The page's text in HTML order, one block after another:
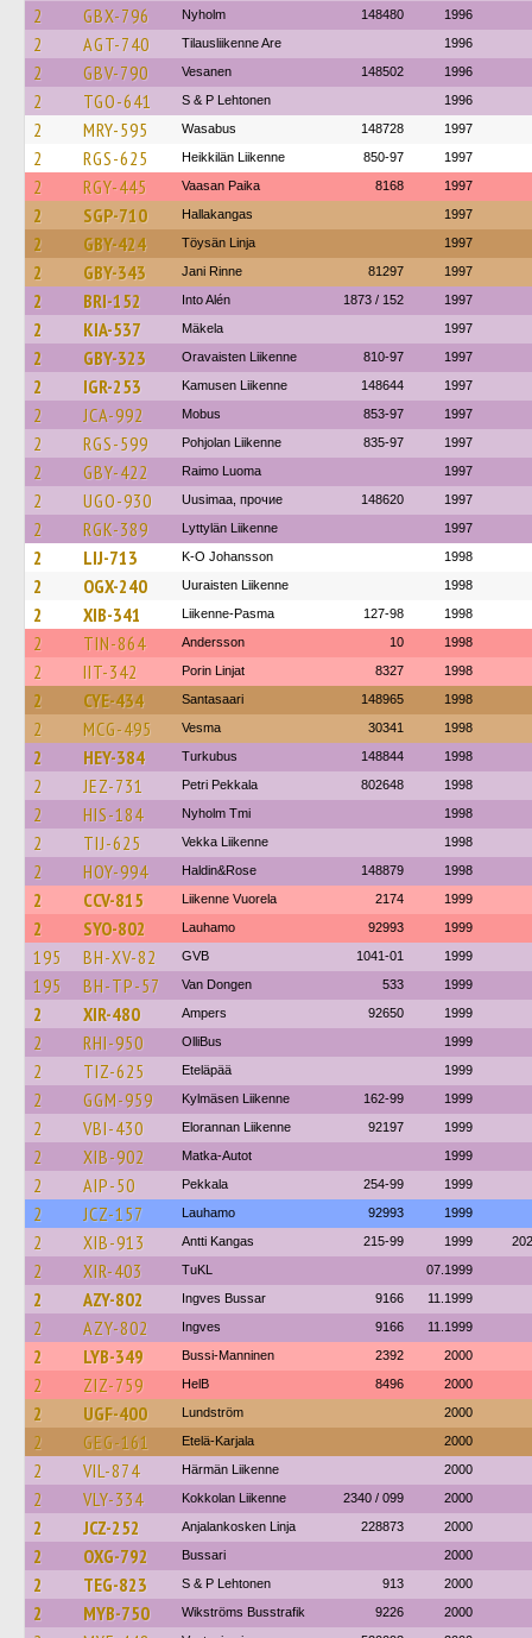
2 GBX-796 Nyholm 148480 1996
2 AGT-740 Tilausliikenne Are 1996
2 GBV-790 Vesanen 148502 1996
2 TGO-641 S & P Lehtonen 1996
2 MRY-595 Wasabus 148728 1997
2 RGS-625 Heikkilän Liikenne 850-97 1997
2 RGY-445 Vaasan Paika 8168 1997
2 SGP-710 Hallakangas 1997
2 GBY-424 Töysän Linja 1997
2 GBY-343 Jani Rinne 81297 1997
2 BRI-152 Into Alén 1873 / 152 1997
2 KIA-537 Mäkela 1997
2 GBY-323 Oravaisten Liikenne 810-97 1997
2 IGR-253 Kamusen Liikenne 148644 1997
2 JCA-992 Mobus 853-97 1997
2 RGS-599 Pohjolan Liikenne 835-97 1997
2 GBY-422 Raimo Luoma 1997
2 UGO-930 Uusimaa, прочие 148620 1997
2 RGK-389 Lyttylän Liikenne 1997
2 LIJ-713 K-O Johansson 1998
2 OGX-240 Uuraisten Liikenne 1998
2 XIB-341 Liikenne-Pasma 127-98 1998
2 TIN-864 Andersson 10 1998
2 IIT-342 Porin Linjat 8327 1998
2 CYE-434 Santasaari 148965 1998
2 MCG-495 Vesma 30341 1998
2 HEY-384 Turkubus 148844 1998
2 JEZ-731 Petri Pekkala 802648 1998
2 HIS-184 Nyholm Tmi 1998
2 TIJ-625 Vekka Liikenne 1998
2 HOY-994 Haldin&Rose 148879 1998
2 CCV-815 Liikenne Vuorela 2174 1999
2 SYO-802 Lauhamo 92993 1999
195 BH-XV-82 GVB 1041-01 1999
195 BH-TP-57 Van Dongen 533 1999
2 XIR-480 Ampers 92650 1999
2 RHI-950 OlliBus 1999
2 TIZ-625 Eteläpää 1999
2 GGM-959 Kylmäsen Liikenne 162-99 1999
2 VBI-430 Elorannan Liikenne 92197 1999
2 XIB-902 Matka-Autot 1999
2 AIP-50 Pekkala 254-99 1999
2 JCZ-157 Lauhamo 92993 1999
2 XIB-913 Antti Kangas 215-99 1999
2 XIR-403 TuKL 07.1999
2 AZY-802 Ingves Bussar 9166 11.1999
2 AZY-802 Ingves 9166 11.1999
2 LYB-349 Bussi-Manninen 2392 2000
2 ZIZ-759 HelB 8496 2000
2 UGF-400 Lundström 2000
2 GEG-161 Etelä-Karjala 2000
2 VIL-874 Härmän Liikenne 2000
2 VLY-334 Kokkolan Liikenne 2340 / 099 2000
2 JCZ-252 Anjalankosken Linja 228873 2000
2 OXG-792 Bussari 2000
2 TEG-823 S & P Lehtonen 913 2000
2 MYB-750 Wikströms Busstrafik 9226 2000